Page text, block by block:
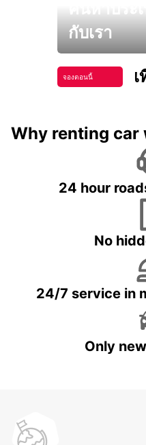
กับเรา
จองตอนนี้
Why renting car
24 hour
No
24/7 service in
Only